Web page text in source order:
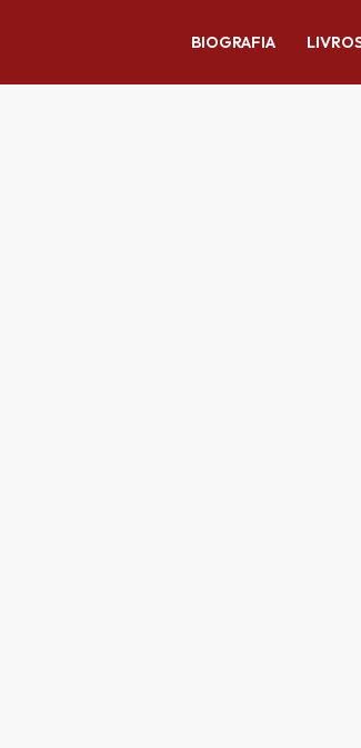
BIOGRAFIA